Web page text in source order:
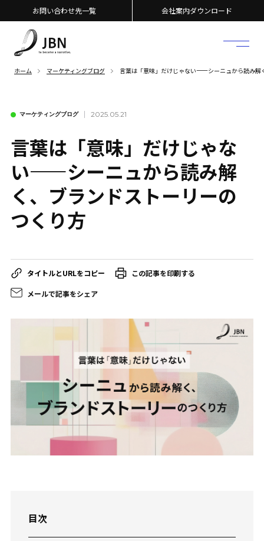
お問い合わせ先一覧 会社案内ダウンロード
ホーム マーケティングブログ 言葉は「意味」だけじゃない――シーニュから読み解
マーケティングブログ 2025.05.21
言葉は「意味」だけじゃな
い――シーニュから読み解
く、ブランドストーリーの
つくり方
この記事を印刷する
メールで記事をシェア
目次